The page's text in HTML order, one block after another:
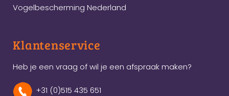
Vogelbescherming Nederland
Klantenservice
Heb je een vraag of wil je een afspraak maken?
+31 (0)515 435 651